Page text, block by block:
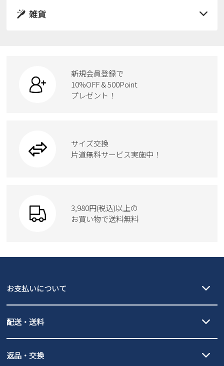
スニーカー
カジュアルシューズ
ワークシューズ
ウェア
moz
ローファー
ブーツ
Parade
GAP
サンダル
スクール
new balance
瞬足
ボディバッグ
ハンドバッグ
トートバッグ
雑貨
ケア用品
新規会員登録で
10%OFF & 500Point
プレゼント！
サイズ交換
片道無料サービス実施中！
3,980円(税込)以上の
お買い物で送料無料
お支払いについて
PayPay（オンライン決済）、代金引換のご利用が可能です。
配送・送料
北海道・本州・四国・九州…550円
全国一律…220円（税込）
返品・交換